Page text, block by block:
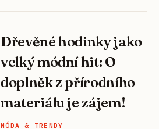
Dřevěné hodinky jako
velký módní hit: O
doplněk z přírodního
materiálu je zájem!
MÓDA & TRENDY